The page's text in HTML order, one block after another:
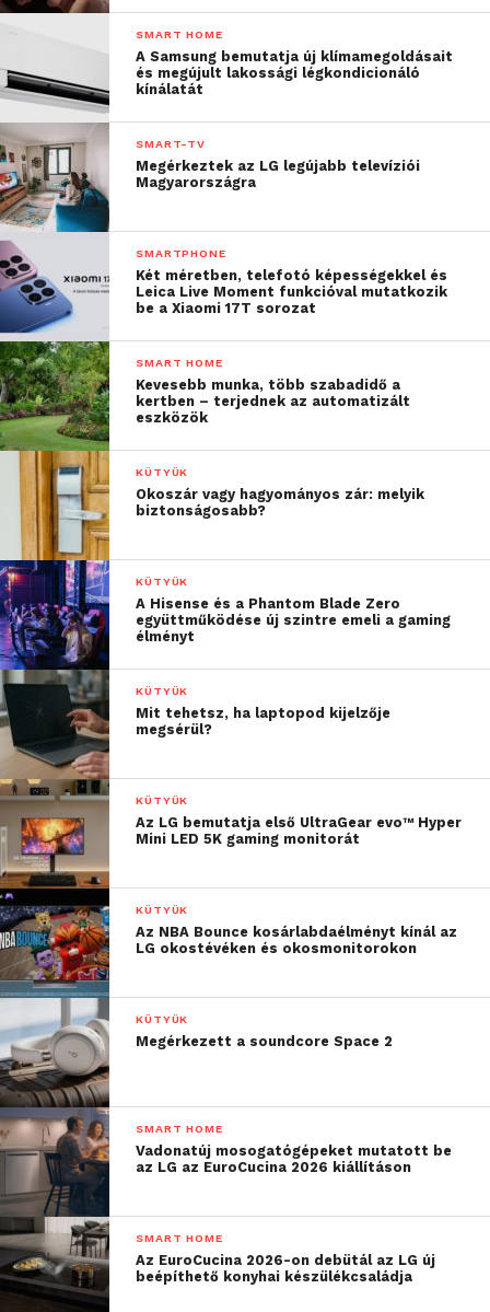
SMART HOME
A Samsung bemutatja új klímamegoldásait
és megújult lakossági légkondicionáló
kínálatát
SMART-TV
Megérkeztek az LG legújabb televíziói
Magyarországra
SMARTPHONE
Két méretben, telefotó képességekkel és
Leica Live Moment funkcióval mutatkozik
be a Xiaomi 17T sorozat
SMART HOME
Kevesebb munka, több szabadidő a
kertben – terjednek az automatizált
eszközök
KÜTYÜK
Okoszár vagy hagyományos zár: melyik
biztonságosabb?
KÜTYÜK
A Hisense és a Phantom Blade Zero
együttműködése új szintre emeli a gaming
élményt
KÜTYÜK
Mit tehetsz, ha laptopod kijelzője
megsérül?
KÜTYÜK
Az LG bemutatja első UltraGear evo™ Hyper
Mini LED 5K gaming monitorát
KÜTYÜK
Az NBA Bounce kosárlabdaélményt kínál az
LG okostévéken és okosmonitorokon
KÜTYÜK
Megérkezett a soundcore Space 2
SMART HOME
Vadonatúj mosogatógépeket mutatott be
az LG az EuroCucina 2026 kiállításon
SMART HOME
Az EuroCucina 2026-on debütál az LG új
beépíthető konyhai készülékcsaládja